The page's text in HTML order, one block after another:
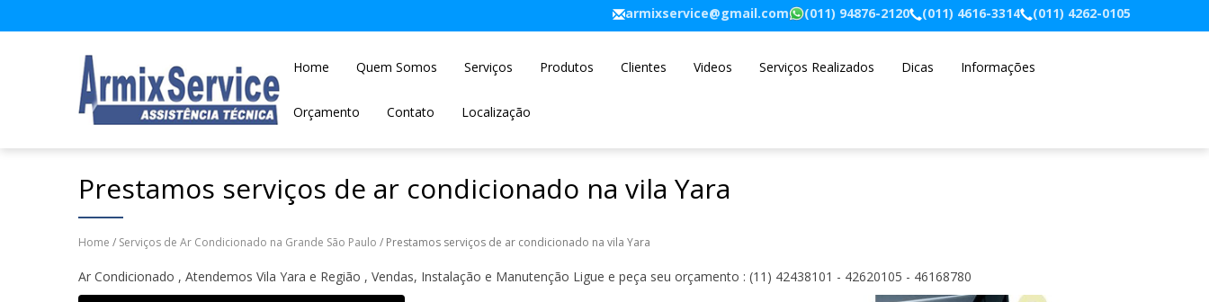
armixservice@gmail.com (011) 94876-2120 (011) 4616-3314 (011) 4262-0105
Home Quem Somos Serviços Produtos Clientes Videos Serviços Realizados Dicas Informações
Orçamento Contato Localização
Prestamos serviços de ar condicionado na vila Yara
Home / Serviços de Ar Condicionado na Grande São Paulo / Prestamos serviços de ar condicionado na vila Yara
Ar Condicionado , Atendemos Vila Yara e Região , Vendas, Instalação e Manutenção Ligue e peça seu orçamento : (11) 42438101 - 42620105 - 46168780